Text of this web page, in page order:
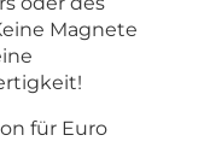
Magnete
für Euro